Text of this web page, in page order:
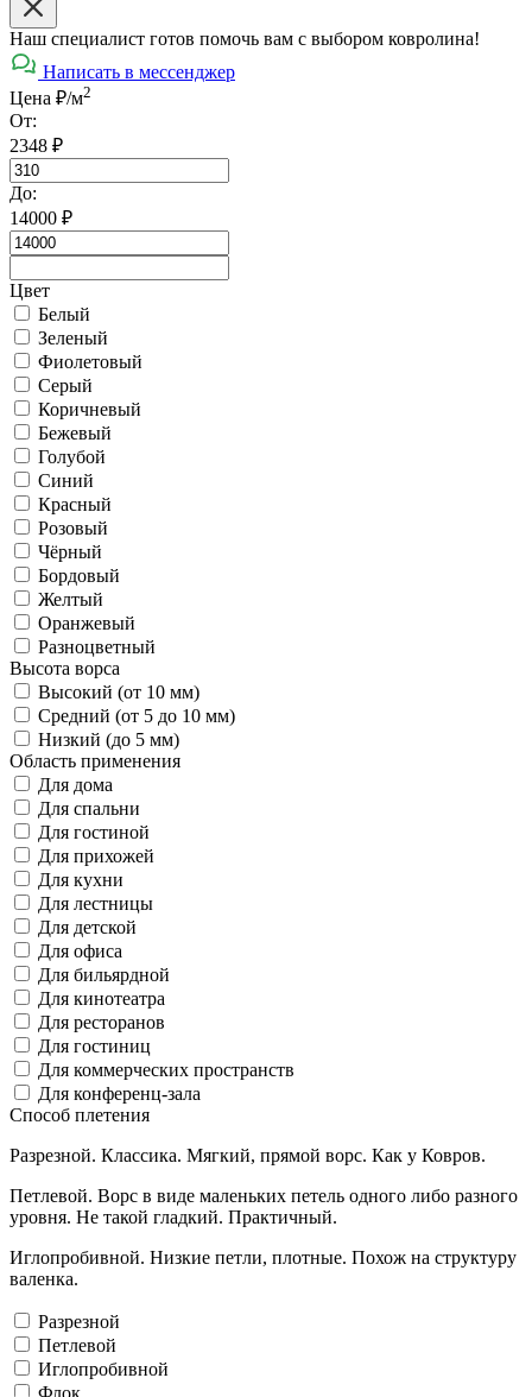
Наш специалист готов помочь вам с выбором ковролина!
Написать в мессенджер
Цена ₽/м2
От:
2348 ₽
До:
14000 ₽
Цвет
Белый
Зеленый
Фиолетовый
Серый
Коричневый
Бежевый
Голубой
Синий
Красный
Розовый
Чёрный
Бордовый
Желтый
Оранжевый
Разноцветный
Высота ворса
Высокий (от 10 мм)
Средний (от 5 до 10 мм)
Низкий (до 5 мм)
Область применения
Для дома
Для спальни
Для гостиной
Для прихожей
Для кухни
Для лестницы
Для детской
Для офиса
Для бильярдной
Для кинотеатра
Для ресторанов
Для гостиниц
Для коммерческих пространств
Для конференц-зала
Способ плетения
Разрезной. Классика. Мягкий, прямой ворс. Как у Ковров.
Петлевой. Ворс в виде маленьких петель одного либо разного
уровня. Не такой гладкий. Практичный.
Иглопробивной. Низкие петли, плотные. Похож на структуру
валенка.
Разрезной
Петлевой
Иглопробивной
Флок